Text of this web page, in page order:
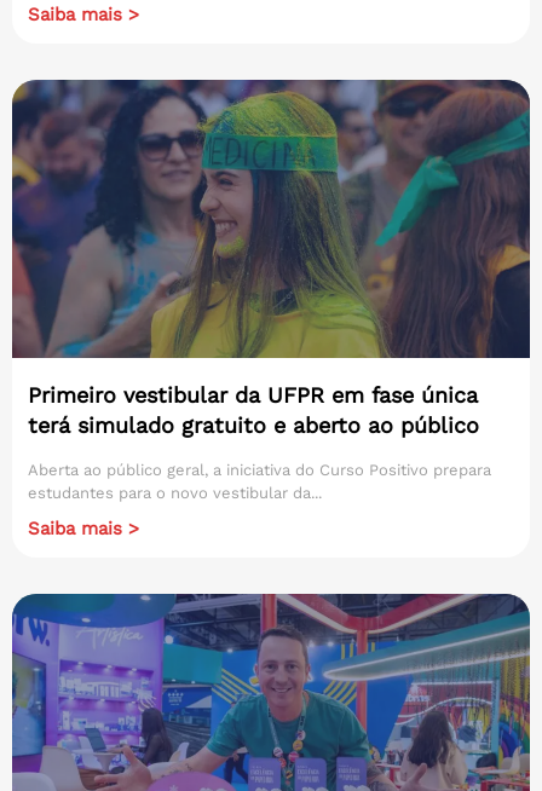
Saiba mais >
Primeiro vestibular da UFPR em fase única
terá simulado gratuito e aberto ao público
Aberta ao público geral, a iniciativa do Curso Positivo prepara
estudantes para o novo vestibular da...
Saiba mais >